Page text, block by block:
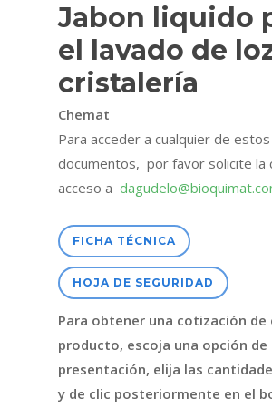
Jabon liquido
el lavado de
cristalería
Chemat
Para acceder a cualquier de
documentos, por favor solicite la
acceso a
FICHA TÉCNICA
HOJA DE SEGURIDAD
Para obtener una cotización de
producto, escoja una opción de
presentación, elija las
y de clic posteriormente en el